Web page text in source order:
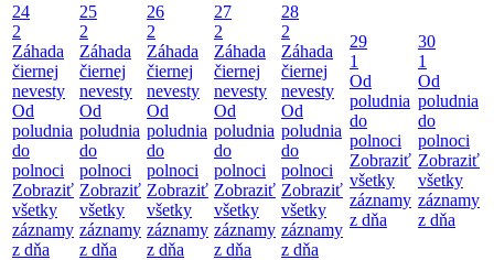
24
2
Záhada
čiernej
nevesty
Od
poludnia
do
polnoci
Zobraziť
všetky
záznamy
z dňa
25
2
Záhada
čiernej
nevesty
Od
poludnia
do
polnoci
Zobraziť
všetky
záznamy
z dňa
26
2
Záhada
čiernej
nevesty
Od
poludnia
do
polnoci
Zobraziť
všetky
záznamy
z dňa
27
2
Záhada
čiernej
nevesty
Od
poludnia
do
polnoci
Zobraziť
všetky
záznamy
z dňa
28
2
Záhada
čiernej
nevesty
Od
poludnia
do
polnoci
Zobraziť
všetky
záznamy
z dňa
29
1
Od
poludnia
do
polnoci
Zobraziť
všetky
záznamy
z dňa
30
1
Od
poludnia
do
polnoci
Zobraziť
všetky
záznamy
z dňa